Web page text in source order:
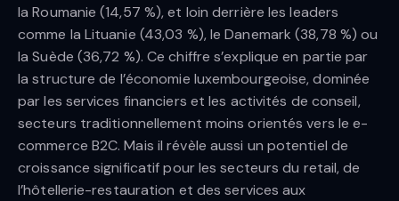
la Roumanie (14,57 %), et loin derrière les leaders
comme la Lituanie (43,03 %), le Danemark (38,78 %) ou
la Suède (36,72 %). Ce chiffre s’explique en partie par
la structure de l’économie luxembourgeoise, dominée
par les services financiers et les activités de conseil,
secteurs traditionnellement moins orientés vers le e-
commerce B2C. Mais il révèle aussi un potentiel de
croissance significatif pour les secteurs du retail, de
l’hôtellerie-restauration et des services aux